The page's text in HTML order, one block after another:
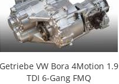
Getriebe VW Bora 4Motion 1.9
TDI 6-Gang FMQ